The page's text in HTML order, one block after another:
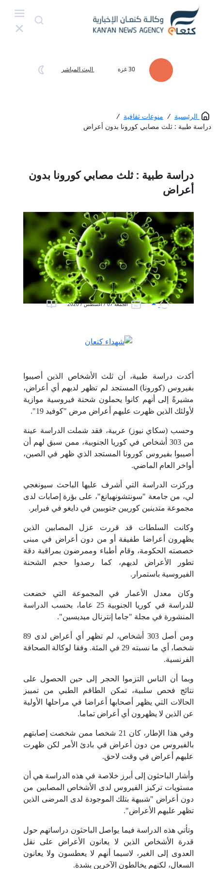
30 غزة البث المباشر
الرئيسية / منوعات ثقافية /
دراسة طبية : ثلث مصابي كورونا بدون أعراض
دراسة طبية : ثلث مصابي كورونا بدون
أعراض
الجمعة 07 / أغسطس / 2020
أكدت دراسة طبية، أن ثلث الأشخاص الذين أصيبوا
بفيروس (كورونا) المستجد لم تظهر لديهم أي أعراض،
مشيرةً إلى أنهم كانوا يحملون شحنة فيروسية موازية
لأولئك الذين ظهرت عليهم أعراض مرض "كوفيد 19".
وحسب (سكاي نيوز) عربية، فقد شملت الدراسة عينة
من 303 أشخاص في كوريا الجنوبية، ممن سبق لهم أن
أصيبوا بفيروس كورونا المستجد الذي ظهر في الصين،
أواخر العام الماضي.
وركزت الدراسة التي أشرف عليها الباحث سيونغجي
لي، من جامعة "سونتشونهيانغ"، على بؤرة إصابات لدى
مجموعة متدينين كوريين جنوبيين في دايغو في فبراير.
وكانت السلطات قد قررت عزل المصابين الذين
يظهرون أعراضا طفيفة أو من دون أعراض في مبنى
خصصته الحكومة، وقام أطباء وممرضون بمراقبة دقة
تطور الأعراض لديهم، كما رصدوا حجم الشحنة
الفيروسية باستمرار.
وكان معدل الأعمار في المجموعة التي خضعت
للدراسة في كوريا الجنوبية 25 عاما، بحسب الدراسة
المنشورة في مجلة "جاما إنترنال ميديسين".
ومن أصل 303 أشخاص، لم تظهر أي أعراض لدى 89
شخصا، أي ما نسبته 29 في المئة. وفقا لوكالة الصحافة
الفرنسية.
وبما أن الناس التزموا الحجر إلى حين الحصول على
نتائج فحص سلبية، تمكن الطاقم الطبي من تمييز
الحالات التي يظهر أصحابها أعراضا في مراحلها الأولية
عن الذين لا يظهرون أي أعراض تماما.
وفي هذا الإطار، كان 21 شخصا ممن شخصت إصابتهم
بالفيروس من دون أعراض في بادئ الأمر لكن ظهرت
عليهم أعراض في وقت لاحق.
وأشار الباحثون إلى أبرز خلاصة في هذه الدراسة هي أن
مستويات تركيز الفيروس لدى الأشخاص المصابين من
دون أعراض "شبيهة بتلك الموجودة لدى المرضى الذين
تظهر عليهم الأعراض".
وتأتي هذه الدراسة فيما يواصل الباحثون دراساتهم حول
قدرة الأشخاص الذين لا يعانون الأعراض على نقل
العدوى إلى الغير، لاسيما أنهم لا يعطسون ولا يعانون
السعال، لكنهم يخالطون الآخرين بشدة.